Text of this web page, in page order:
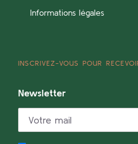
Informations légales
INSCRIVEZ-VOUS POUR
Newsletter